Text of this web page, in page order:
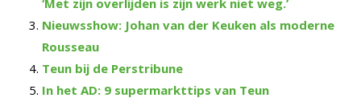
‘Met zijn overlijden is zijn werk niet weg.’
Nieuwsshow: Johan van der Keuken als moderne
Rousseau
Teun bij de Perstribune
In het AD: 9 supermarkttips van Teun